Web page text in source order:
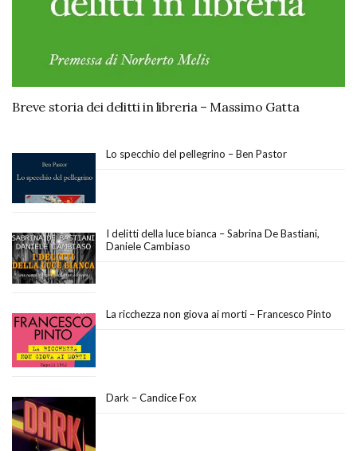
Breve storia dei delitti in libreria – Massimo Gatta
Lo specchio del pellegrino – Ben Pastor
I delitti della luce bianca – Sabrina De Bastiani,
Daniele Cambiaso
La ricchezza non giova ai morti – Francesco Pinto
Dark – Candice Fox